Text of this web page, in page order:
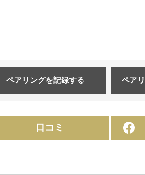
ペアリングを記録する ペア
口コミ